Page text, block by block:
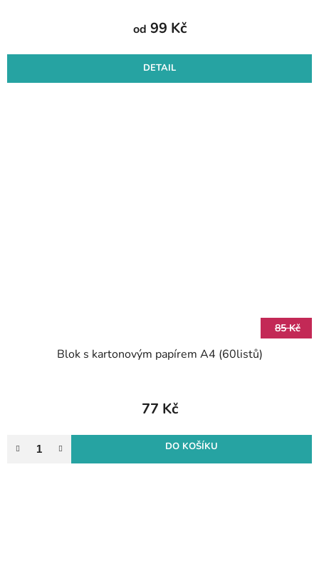
od 99 Kč
DETAIL
85 Kč
Blok s kartonovým papírem A4 (60listů)
77 Kč
DO KOŠÍKU